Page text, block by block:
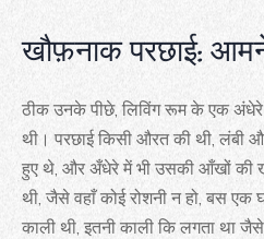
खौफ़नाक परछाई:
ठीक उनके पीछे, लिविंग रूम के एक
थी। परछाई किसी औरत की थी, लंबी
हुए थे, और अँधेरे में भी उसकी आँखों की
थी, जैसे वहाँ कोई रोशनी न हो, बस एक
काली थी, इतनी काली कि लगता था